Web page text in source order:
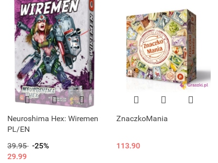
Neuroshima Hex: Wiremen
PL/EN
39.95 -25%
29.99
ZnaczkoMania
113.90